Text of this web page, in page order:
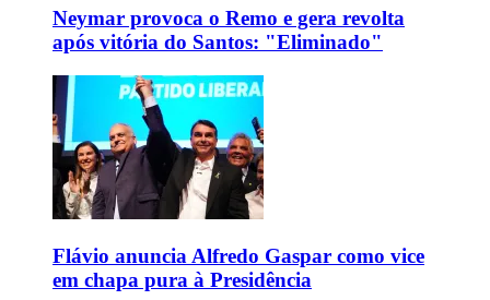
Neymar provoca o Remo e gera revolta
após vitória do Santos: "Eliminado"
Flávio anuncia Alfredo Gaspar como vice
em chapa pura à Presidência